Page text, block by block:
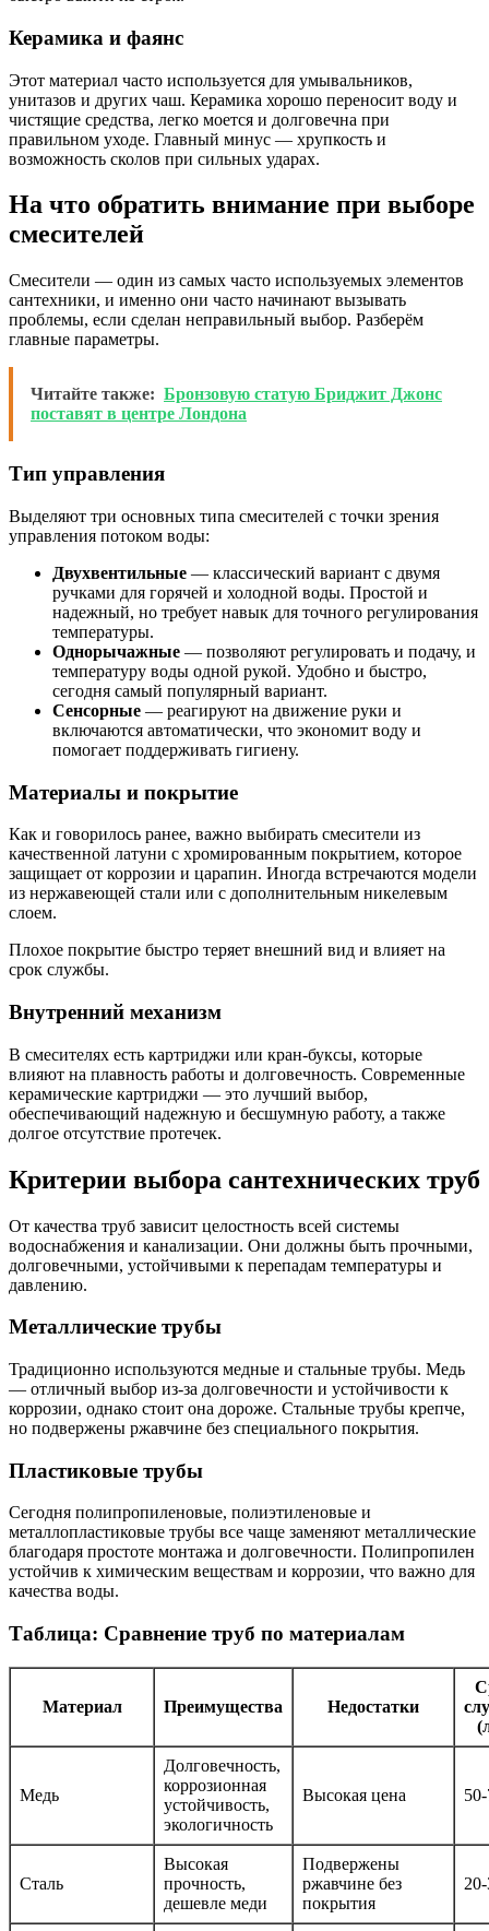
Керамика и фаянс
Этот материал часто используется для умывальников,
унитазов и других чаш. Керамика хорошо переносит воду и
чистящие средства, легко моется и долговечна при
правильном уходе. Главный минус — хрупкость и
возможность сколов при сильных ударах.
На что обратить внимание при выборе
смесителей
Смесители — один из самых часто используемых элементов
сантехники, и именно они часто начинают вызывать
проблемы, если сделан неправильный выбор. Разберём
главные параметры.
Читайте также: Бронзовую статую Бриджит Джонс
поставят в центре Лондона
Тип управления
Выделяют три основных типа смесителей с точки зрения
управления потоком воды:
Двухвентильные — классический вариант с двумя
ручками для горячей и холодной воды. Простой и
надежный, но требует навык для точного регулирования
температуры.
Однорычажные — позволяют регулировать и подачу, и
температуру воды одной рукой. Удобно и быстро,
сегодня самый популярный вариант.
Сенсорные — реагируют на движение руки и
включаются автоматически, что экономит воду и
помогает поддерживать гигиену.
Материалы и покрытие
Как и говорилось ранее, важно выбирать смесители из
качественной латуни с хромированным покрытием, которое
защищает от коррозии и царапин. Иногда встречаются модели
из нержавеющей стали или с дополнительным никелевым
слоем.
Плохое покрытие быстро теряет внешний вид и влияет на
срок службы.
Внутренний механизм
В смесителях есть картриджи или кран-буксы, которые
влияют на плавность работы и долговечность. Современные
керамические картриджи — это лучший выбор,
обеспечивающий надежную и бесшумную работу, а также
долгое отсутствие протечек.
Критерии выбора сантехнических труб
От качества труб зависит целостность всей системы
водоснабжения и канализации. Они должны быть прочными,
долговечными, устойчивыми к перепадам температуры и
давлению.
Металлические трубы
Традиционно используются медные и стальные трубы. Медь
— отличный выбор из-за долговечности и устойчивости к
коррозии, однако стоит она дороже. Стальные трубы крепче,
но подвержены ржавчине без специального покрытия.
Пластиковые трубы
Сегодня полипропиленовые, полиэтиленовые и
металлопластиковые трубы все чаще заменяют металлические
благодаря простоте монтажа и долговечности. Полипропилен
устойчив к химическим веществам и коррозии, что важно для
качества воды.
Таблица: Сравнение труб по материалам
Материал Преимущества Недостатки
Медь
Долговечность,
коррозионная
устойчивость,
экологичность
Высокая цена
Сталь
Высокая
прочность,
дешевле меди
Подвержены
ржавчине без
покрытия